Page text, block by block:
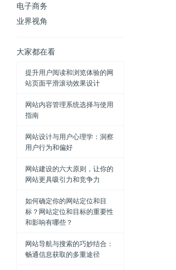
电子商务
业界视角
大家都在看
提升用户阅读和浏览体验的网
站页面平滑滚动效果设计
网站内容管理系统选择与使用
指南
网站设计与用户心理学：洞察
用户行为和偏好
网站建设的六大原则，让你的
网站更具吸引力和竞争力
如何确定你的网站定位和目
标？网站定位和目标的重要性
和影响有哪些？
网站导航与搜索的巧妙结合：
畅通信息获取的多重途径